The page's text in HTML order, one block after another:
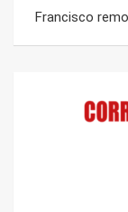
Francisco